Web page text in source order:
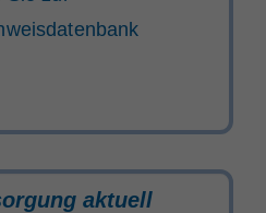
aktuell